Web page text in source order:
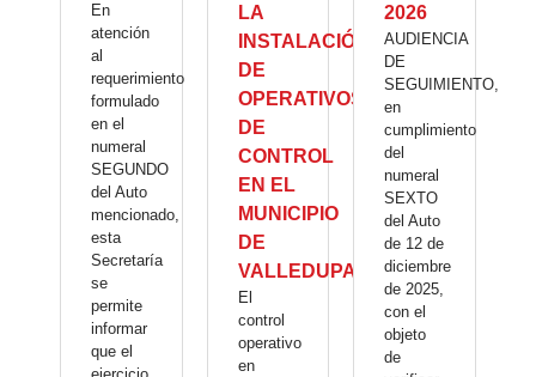
En
atención
al
requerimiento
formulado
en el
numeral
SEGUNDO
del Auto
mencionado,
esta
Secretaría
se
permite
informar
que el
LA
INSTALACIÓN
DE
OPERATIVOS
DE
CONTROL
EN EL
MUNICIPIO
DE
VALLEDUPAR.
El
control
operativo
en
2026
AUDIENCIA
DE
SEGUIMIENTO,
en
cumplimiento
del
numeral
SEXTO
del Auto
de 12 de
diciembre
de 2025,
con el
objeto
de